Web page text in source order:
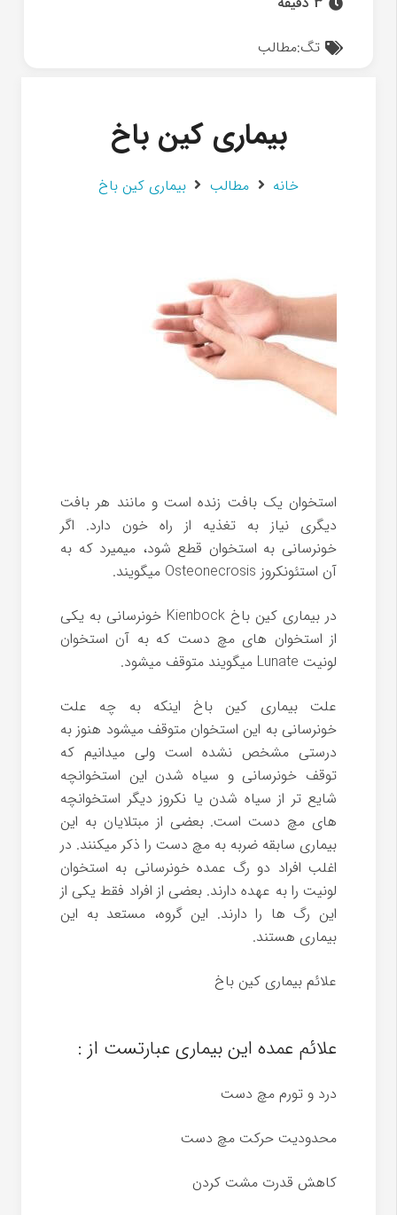
تگ:مطالب
بیماری کین باخ
خانه مطالب بیماری کین باخ
استخوان یک بافت زنده است و مانند هر بافت
دیگری نیاز به تغذیه از راه خون دارد. اگر
خونرسانی به استخوان قطع شود، میمیرد که به
آن استئونکروز Osteonecrosis میگویند.
در بیماری کین باخ Kienbock خونرسانی به یکی
از استخوان های مچ دست که به آن استخوان
لونیت Lunate میگویند متوقف میشود.
علت بیماری کین باخ اینکه به چه علت
خونرسانی به این استخوان متوقف میشود هنوز به
درستی مشخص نشده است ولی میدانیم که
توقف خونرسانی و سیاه شدن این استخوانچه
شایع تر از سیاه شدن یا نکروز دیگر استخوانچه
های مچ دست است. بعضی از مبتلایان به این
بیماری سابقه ضربه به مچ دست را ذکر میکنند. در
اغلب افراد دو رگ عمده خونرسانی به استخوان
لونیت را به عهده دارند. بعضی از افراد فقط یکی از
این رگ ها را دارند. این گروه، مستعد به این
بیماری هستند.
علائم بیماری کین باخ
علائم عمده این بیماری عبارتست از :
درد و تورم مچ دست
محدودیت حرکت مچ دست
کاهش قدرت مشت کردن